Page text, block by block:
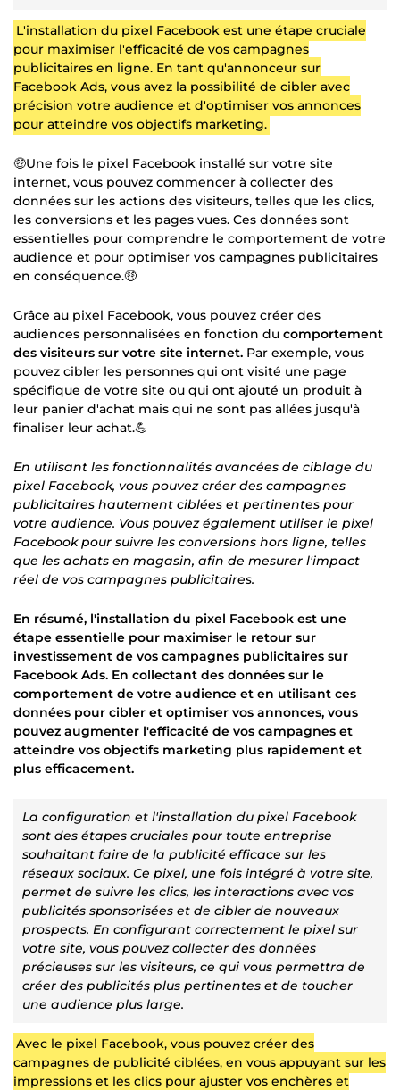
L'installation du pixel Facebook est une étape cruciale
pour maximiser l'efficacité de vos campagnes
publicitaires en ligne. En tant qu'annonceur sur
Facebook Ads, vous avez la possibilité de cibler avec
précision votre audience et d'optimiser vos annonces
pour atteindre vos objectifs marketing.
🤑Une fois le pixel Facebook installé sur votre site
internet, vous pouvez commencer à collecter des
données sur les actions des visiteurs, telles que les clics,
les conversions et les pages vues. Ces données sont
essentielles pour comprendre le comportement de votre
audience et pour optimiser vos campagnes publicitaires
en conséquence.🤑
Grâce au pixel Facebook, vous pouvez créer des
audiences personnalisées en fonction du comportement
des visiteurs sur votre site internet. Par exemple, vous
pouvez cibler les personnes qui ont visité une page
spécifique de votre site ou qui ont ajouté un produit à
leur panier d'achat mais qui ne sont pas allées jusqu'à
finaliser leur achat.💪
En utilisant les fonctionnalités avancées de ciblage du
pixel Facebook, vous pouvez créer des campagnes
publicitaires hautement ciblées et pertinentes pour
votre audience. Vous pouvez également utiliser le pixel
Facebook pour suivre les conversions hors ligne, telles
que les achats en magasin, afin de mesurer l'impact
réel de vos campagnes publicitaires.
En résumé, l'installation du pixel Facebook est une
étape essentielle pour maximiser le retour sur
investissement de vos campagnes publicitaires sur
Facebook Ads. En collectant des données sur le
comportement de votre audience et en utilisant ces
données pour cibler et optimiser vos annonces, vous
pouvez augmenter l'efficacité de vos campagnes et
atteindre vos objectifs marketing plus rapidement et
plus efficacement.
La configuration et l'installation du pixel Facebook
sont des étapes cruciales pour toute entreprise
souhaitant faire de la publicité efficace sur les
réseaux sociaux. Ce pixel, une fois intégré à votre site,
permet de suivre les clics, les interactions avec vos
publicités sponsorisées et de cibler de nouveaux
prospects. En configurant correctement le pixel sur
votre site, vous pouvez collecter des données
précieuses sur les visiteurs, ce qui vous permettra de
créer des publicités plus pertinentes et de toucher
une audience plus large.
Avec le pixel Facebook, vous pouvez créer des
campagnes de publicité ciblées, en vous appuyant sur les
impressions et les clics pour ajuster vos enchères et